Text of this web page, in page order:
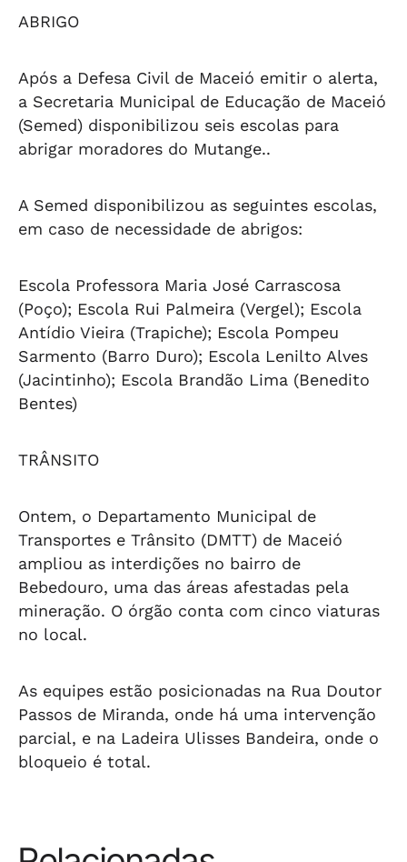
ABRIGO
Após a Defesa Civil de Maceió emitir o alerta,
a Secretaria Municipal de Educação de Maceió
(Semed) disponibilizou seis escolas para
abrigar moradores do Mutange..
A Semed disponibilizou as seguintes escolas,
em caso de necessidade de abrigos:
Escola Professora Maria José Carrascosa
(Poço); Escola Rui Palmeira (Vergel); Escola
Antídio Vieira (Trapiche); Escola Pompeu
Sarmento (Barro Duro); Escola Lenilto Alves
(Jacintinho); Escola Brandão Lima (Benedito
Bentes)
TRÂNSITO
Ontem, o Departamento Municipal de
Transportes e Trânsito (DMTT) de Maceió
ampliou as interdições no bairro de
Bebedouro, uma das áreas afestadas pela
mineração. O órgão conta com cinco viaturas
no local.
As equipes estão posicionadas na Rua Doutor
Passos de Miranda, onde há uma intervenção
parcial, e na Ladeira Ulisses Bandeira, onde o
bloqueio é total.